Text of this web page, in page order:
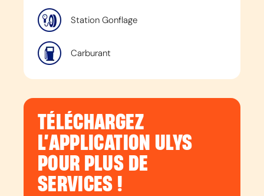
Station Gonflage
Carburant
TÉLÉCHARGEZ
L’APPLICATION ULYS
POUR PLUS DE
SERVICES !